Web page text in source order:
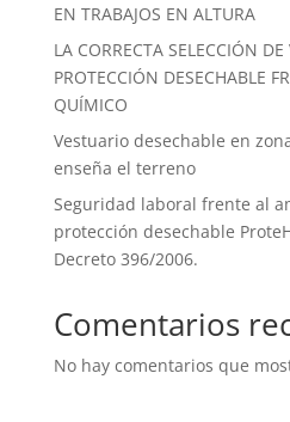
EN TRABAJOS EN ALTURA
LA CORRECTA SELECCIÓN
PROTECCIÓN DESECHABLE
QUÍMICO
Vestuario desechable en
enseña el terreno
Seguridad laboral frente al
protección desechable
Decreto 396/2006.
Comentarios
No hay comentarios que